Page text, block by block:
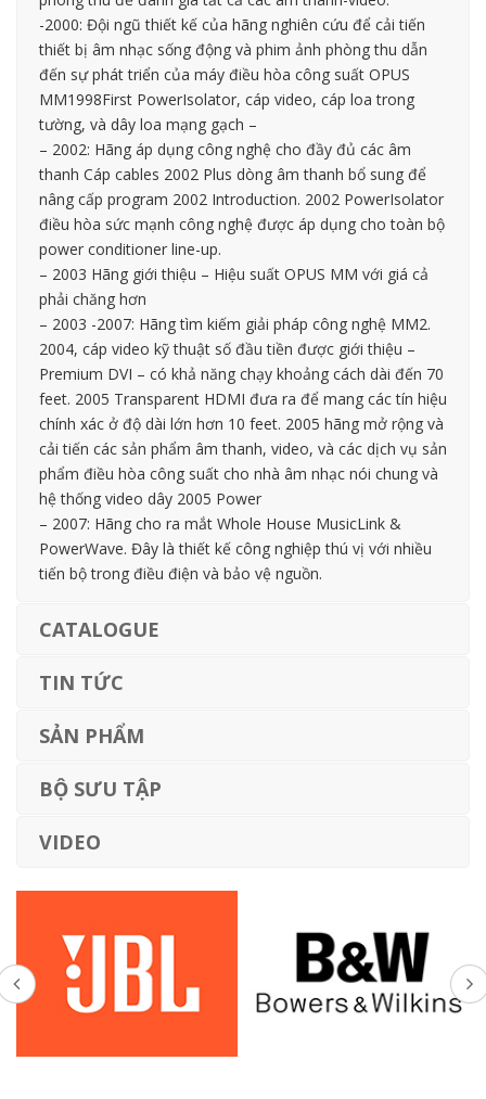
-2000: Đội ngũ thiết kế của hãng nghiên cứu để cải tiến
thiết bị âm nhạc sống động và phim ảnh phòng thu dẫn
đến sự phát triển của máy điều hòa công suất OPUS
MM1998First PowerIsolator, cáp video, cáp loa trong
tường, và dây loa mạng gạch –
– 2002: Hãng áp dụng công nghệ cho đầy đủ các âm
thanh Cáp cables 2002 Plus dòng âm thanh bổ sung để
nâng cấp program 2002 Introduction. 2002 PowerIsolator
điều hòa sức mạnh công nghệ được áp dụng cho toàn bộ
power conditioner line-up.
– 2003 Hãng giới thiệu – Hiệu suất OPUS MM với giá cả
phải chăng hơn
– 2003 -2007: Hãng tìm kiếm giải pháp công nghệ MM2.
2004, cáp video kỹ thuật số đầu tiền được giới thiệu –
Premium DVI – có khả năng chạy khoảng cách dài đến 70
feet. 2005 Transparent HDMI đưa ra để mang các tín hiệu
chính xác ở độ dài lớn hơn 10 feet. 2005 hãng mở rộng và
cải tiến các sản phẩm âm thanh, video, và các dịch vụ sản
phẩm điều hòa công suất cho nhà âm nhạc nói chung và
hệ thống video dây 2005 Power
– 2007: Hãng cho ra mắt Whole House MusicLink &
PowerWave. Đây là thiết kế công nghiệp thú vị với nhiều
tiến bộ trong điều điện và bảo vệ nguồn.
CATALOGUE
TIN TỨC
SẢN PHẨM
BỘ SƯU TẬP
VIDEO